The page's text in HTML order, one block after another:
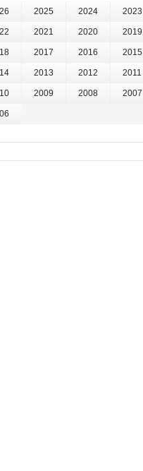
2025 2024 2023
2021 2020 2019
2017 2016 2015
2013 2012 2011
2009 2008 2007